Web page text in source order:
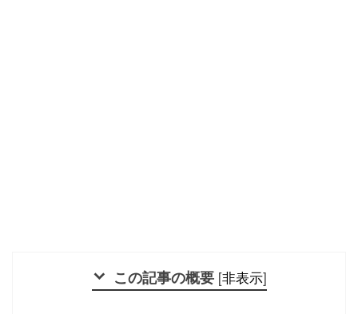
この記事の概要 [非表示]